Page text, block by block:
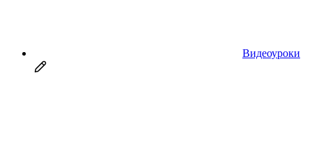
Видеоуроки